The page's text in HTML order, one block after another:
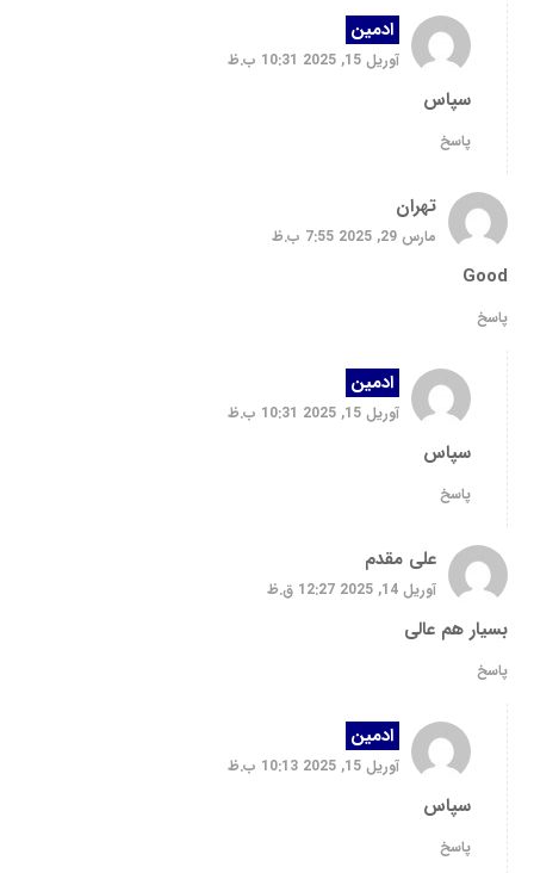
ادمین
آوریل 15, 2025 10:31 ب.ظ
سپاس
پاسخ
تهران
مارس 29, 2025 7:55 ب.ظ
Good
پاسخ
ادمین
آوریل 15, 2025 10:31 ب.ظ
سپاس
پاسخ
علی مقدم
آوریل 14, 2025 12:27 ق.ظ
بسیار هم عالی
پاسخ
ادمین
آوریل 15, 2025 10:13 ب.ظ
سپاس
پاسخ